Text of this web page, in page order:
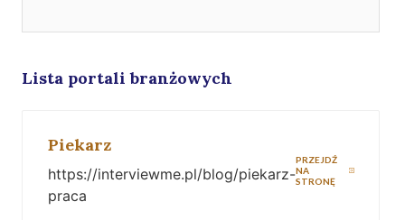
Lista portali branżowych
Piekarz
https://interviewme.pl/blog/piekarz-
praca
PRZEJDŹ
NA
STRONĘ